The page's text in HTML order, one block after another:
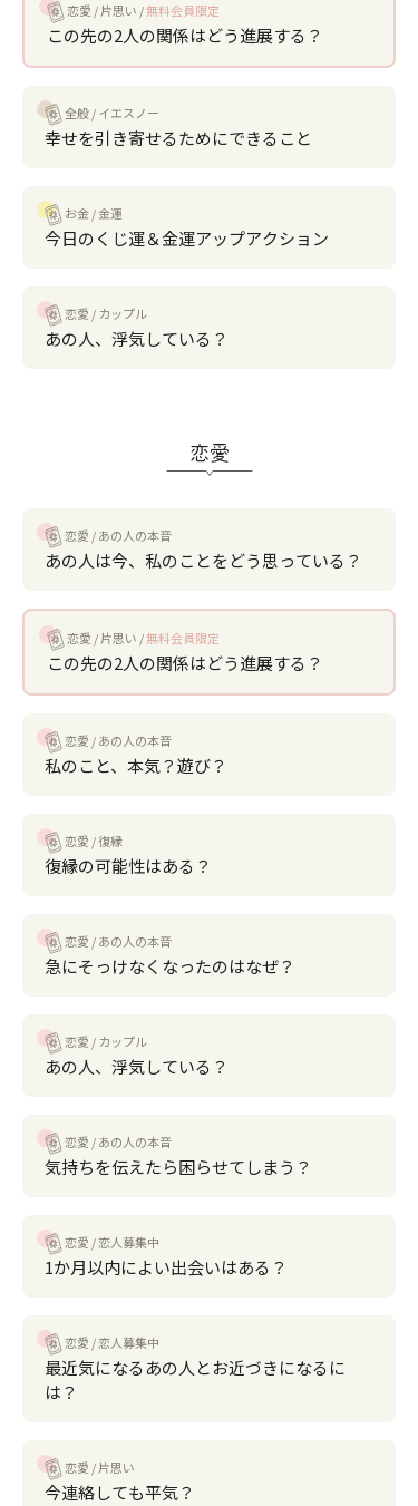
恋愛 片思い 無料会員限定
この先の2人の関係はどう進展する？
全般 イエスノー
幸せを引き寄せるためにできること
お金 金運
今日のくじ運＆金運アップアクション
恋愛 カップル
あの人、浮気している？
恋愛
恋愛 あの人の本音
あの人は今、私のことをどう思っている？
恋愛 片思い 無料会員限定
この先の2人の関係はどう進展する？
恋愛 あの人の本音
私のこと、本気？遊び？
恋愛 復縁
復縁の可能性はある？
恋愛 あの人の本音
急にそっけなくなったのはなぜ？
恋愛 カップル
あの人、浮気している？
恋愛 あの人の本音
気持ちを伝えたら困らせてしまう？
恋愛 恋人募集中
1か月以内によい出会いはある？
恋愛 恋人募集中
最近気になるあの人とお近づきになるに
は？
恋愛 片思い
今連絡しても平気？